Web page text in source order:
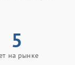
5
на рынке